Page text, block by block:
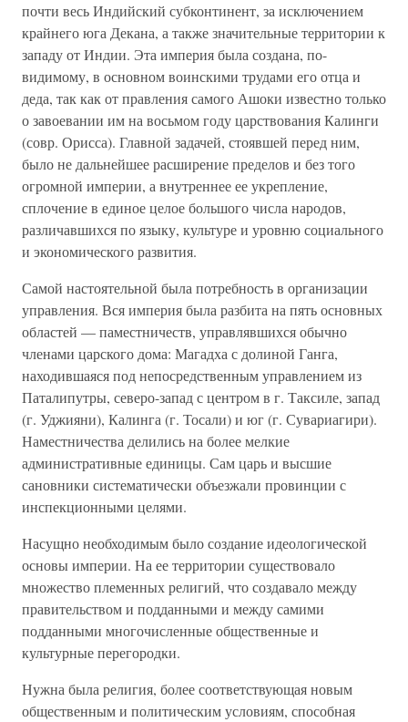
почти весь Индийский субконтинент, за исключением
крайнего юга Декана, а также значительные территории к
западу от Индии. Эта империя была создана, по-
видимому, в основном воинскими трудами его отца и
деда, так как от правления самого Ашоки известно только
о завоевании им на восьмом году царствования Калинги
(совр. Орисса). Главной задачей, стоявшей перед ним,
было не дальнейшее расширение пределов и без того
огромной империи, а внутреннее ее укрепление,
сплочение в единое целое большого числа народов,
различавшихся по языку, культуре и уровню социального
и экономического развития.
Самой настоятельной была потребность в организации
управления. Вся империя была разбита на пять основных
областей — паместничеств, управлявшихся обычно
членами царского дома: Магадха с долиной Ганга,
находившаяся под непосредственным управлением из
Паталипутры, северо-запад с центром в г. Таксиле, запад
(г. Уджияни), Калинга (г. Тосали) и юг (г. Сувариагири).
Наместничества делились на более мелкие
административные единицы. Сам царь и высшие
сановники систематически объезжали провинции с
инспекционными целями.
Насущно необходимым было создание идеологической
основы империи. На ее территории существовало
множество племенных религий, что создавало между
правительством и подданными и между самими
подданными многочисленные общественные и
культурные перегородки.
Нужна была религия, более соответствующая новым
общественным и политическим условиям, способная